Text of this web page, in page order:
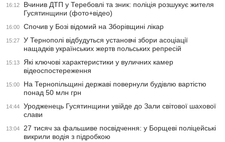
16:12
Вчинив ДТП у Теребовлі та зник: поліція розшукує жителя
Гусятинщини (фото+відео)
16:00 Спочив у Бозі відомий на Зборівщині лікар
15:27
У Тернополі відбудуться установчі збори асоціації
нащадків українських жертв польських репресій
15:13
Які ключові характеристики у вуличних камер
відеоспостереження
15:00
На Тернопільщині державі повернули будівлю вартістю
понад 50 млн грн
14:44
Уродженець Гусятинщини увійде до Зали світової шахової
слави
13:04
27 тисяч за фальшиве посвідчення: у Борщеві поліцейські
викрили водія з підробкою